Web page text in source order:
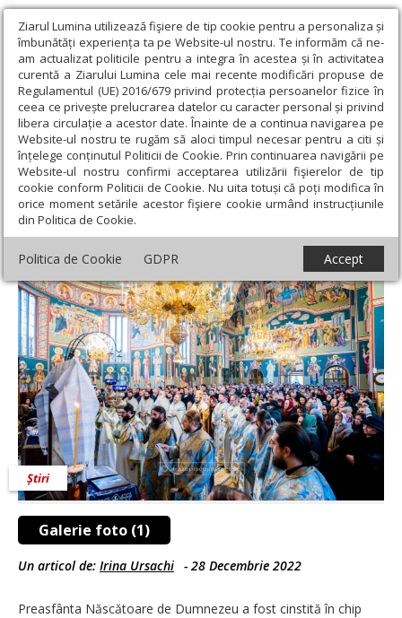
Ziarul Lumina utilizează fişiere de tip cookie pentru a personaliza și
îmbunătăți experiența ta pe Website-ul nostru. Te informăm că ne-
am actualizat politicile pentru a integra în acestea și în activitatea
curentă a Ziarului Lumina cele mai recente modificări propuse de
Regulamentul (UE) 2016/679 privind protecția persoanelor fizice în
ceea ce privește prelucrarea datelor cu caracter personal și privind
libera circulație a acestor date. Înainte de a continua navigarea pe
Website-ul nostru te rugăm să aloci timpul necesar pentru a citi și
înțelege conținutul Politicii de Cookie. Prin continuarea navigării pe
Website-ul nostru confirmi acceptarea utilizării fişierelor de tip
cookie conform Politicii de Cookie. Nu uita totuși că poți modifica în
orice moment setările acestor fişiere cookie urmând instrucțiunile
din Politica de Cookie.
Politica de Cookie GDPR Accept
Ziarul Lumina › Actualitate religioasă › Știri › Binecuvântare
arhierească la Mănăstirea Sihăstria Putnei
Binecuvântare arhierească la Mănăstirea
Sihăstria Putnei
Galerie foto (1)
Știri
Un articol de: Irina Ursachi - 28 Decembrie 2022
Preasfânta Născătoare de Dumnezeu a fost cinstită în chip